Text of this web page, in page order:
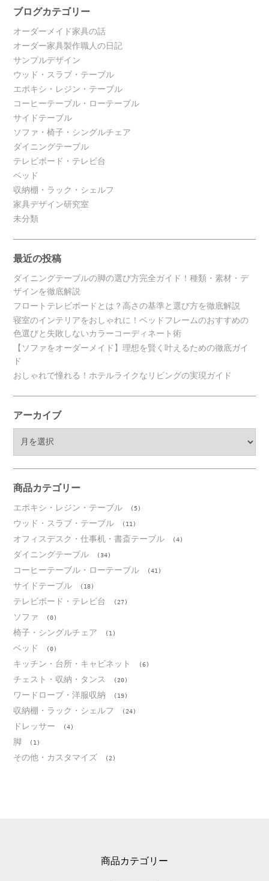
ブログカテゴリー
オーダーメイド家具の話
オーダー家具製作職人の日記
サンプルデザイン
ウッド・スラブ・テーブル
エポキシ・レジン・テーブル
コーヒーテーブル・ローテーブル
サイドテーブル
ソファ・椅子・シングルチェア
ダイニングテーブル
テレビボード・テレビ台
ベッド
収納棚・ラック・シェルフ
家具デザイン研究室
未分類
最近の投稿
ダイニングテーブルの脚の選び方完全ガイド！種類・素材・デ
ザインを徹底解説
フロートテレビボードとは？高さの基準と選び方を徹底解説
寝室のインテリアをおしゃれに！ベッドフレームのおすすめの
色選びと失敗しないカラーコーディネート術
【ソファをオーダーメイド】理想を賢く叶えるための徹底ガイ
ド
おしゃれで憧れる！ホテルライクなリビングの実現ガイド
アーカイブ
ブ
商品カテゴリー
エポキシ・レジン・テーブル (5)
ウッド・スラブ・テーブル (11)
オフィスデスク・仕事机・書斎テーブル (4)
ダイニングテーブル (34)
コーヒーテーブル・ローテーブル (41)
サイドテーブル (18)
テレビボード・テレビ台 (27)
ソファ (0)
椅子・シングルチェア (1)
ベッド (0)
キッチン・台所・キャビネット (6)
チェスト・収納・タンス (20)
ワードローブ・洋服収納 (19)
収納棚・ラック・シェルフ (24)
ドレッサー (4)
脚 (1)
その他・カスタマイズ (2)
商品カテゴリー